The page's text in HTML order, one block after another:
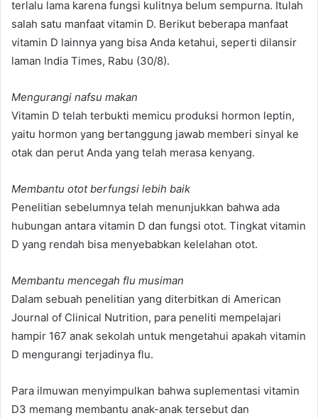
terlalu lama karena fungsi kulitnya belum sempurna. Itulah
salah satu manfaat vitamin D. Berikut beberapa manfaat
vitamin D lainnya yang bisa Anda ketahui, seperti dilansir
laman India Times, Rabu (30/8).
Mengurangi nafsu makan
Vitamin D telah terbukti memicu produksi hormon leptin,
yaitu hormon yang bertanggung jawab memberi sinyal ke
otak dan perut Anda yang telah merasa kenyang.
Membantu otot berfungsi lebih baik
Penelitian sebelumnya telah menunjukkan bahwa ada
hubungan antara vitamin D dan fungsi otot. Tingkat vitamin
D yang rendah bisa menyebabkan kelelahan otot.
Membantu mencegah flu musiman
Dalam sebuah penelitian yang diterbitkan di American
Journal of Clinical Nutrition, para peneliti mempelajari
hampir 167 anak sekolah untuk mengetahui apakah vitamin
D mengurangi terjadinya flu.
Para ilmuwan menyimpulkan bahwa suplementasi vitamin
D3 memang membantu anak-anak tersebut dan